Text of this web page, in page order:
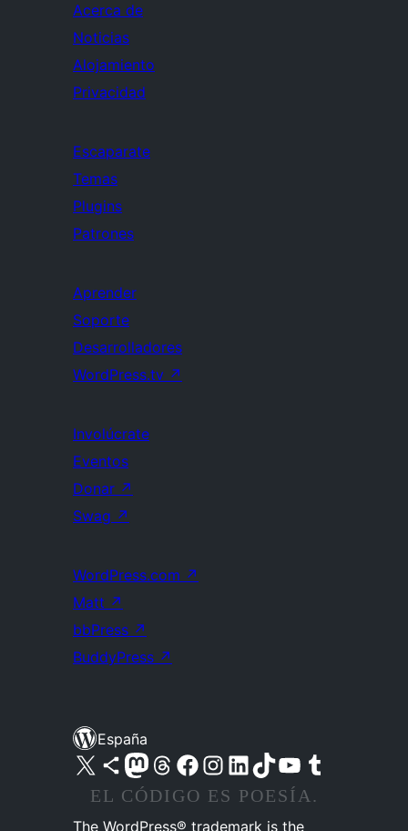
Acerca de
Noticias
Alojamiento
Privacidad
Escaparate
Temas
Plugins
Patrones
Aprender
Soporte
Desarrolladores
WordPress.tv ↗
Involúcrate
Eventos
Donar ↗
Swag ↗
WordPress.com ↗
Matt ↗
bbPress ↗
BuddyPress ↗
España
Visita nuestra cuenta de X (anteriormente Twitter)
Visita nuestra cuenta de Bluesky
Visita nuestra cuenta de Mastodon
Visita nuestra cuenta de Threads
Visita nuestra página de Facebook
Visita nuestra cuenta de Instagram
Visita nuestra cuenta de LinkedIn
Visita nuestra cuenta de TikTok
Visita nuestro canal de YouTube
Visita nuestra cuenta de Tumblr
EL CÓDIGO ES POESÍA.
The WordPress® trademark is the